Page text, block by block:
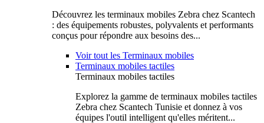
Découvrez les terminaux mobiles Zebra chez Scantech
: des équipements robustes, polyvalents et performants
conçus pour répondre aux besoins des...
Voir tout les Terminaux mobiles
Terminaux mobiles tactiles
Terminaux mobiles tactiles
Explorez la gamme de terminaux mobiles tactiles
Zebra chez Scantech Tunisie et donnez à vos
équipes l'outil intelligent qu'elles méritent...